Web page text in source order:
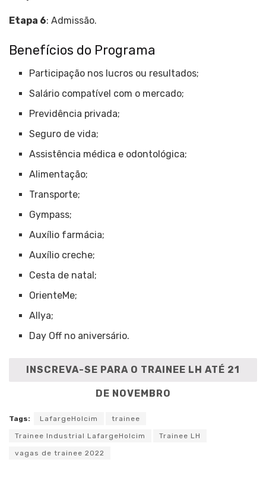
Etapa 6: Admissão.
Benefícios do Programa
Participação nos lucros ou resultados;
Salário compatível com o mercado;
Previdência privada;
Seguro de vida;
Assistência médica e odontológica;
Alimentação;
Transporte;
Gympass;
Auxílio farmácia;
Auxílio creche;
Cesta de natal;
OrienteMe;
Allya;
Day Off no aniversário.
INSCREVA-SE PARA O TRAINEE LH ATÉ 21
DE NOVEMBRO
Tags: LafargeHolcim trainee
Trainee Industrial LafargeHolcim Trainee LH
vagas de trainee 2022